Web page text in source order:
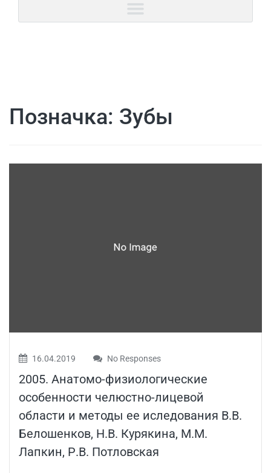
Позначка: Зубы
16.04.2019 No Responses
2005. Анатомо-физиологические
особенности челюстно-лицевой
области и методы ее иследования В.В.
Белошенков, Н.В. Курякина, М.М.
Лапкин, Р.В. Потловская